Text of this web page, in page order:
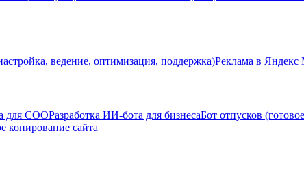
ведение, оптимизация, поддержка)Реклама в Яндекс
для СООРазработка ИИ-бота для бизнесаБот отпусков
копирование сайта